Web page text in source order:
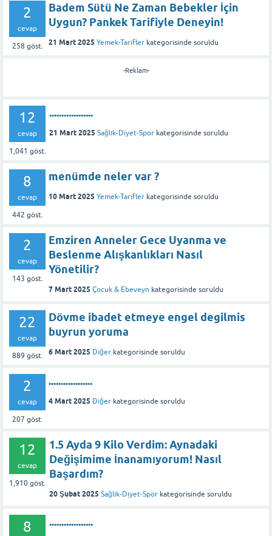
2
cevap
258 göst.
Badem Sütü Ne Zaman Bebekler İçin
Uygun? Pankek Tarifiyle Deneyin!
21 Mart 2025 Yemek-Tarifler kategorisinde soruldu
-Reklam-
12
cevap
1,041 göst.
..................
21 Mart 2025 Sağlık-Diyet-Spor kategorisinde soruldu
8
cevap
442 göst.
menümde neler var ?
10 Mart 2025 Yemek-Tarifler kategorisinde soruldu
2
cevap
143 göst.
Emziren Anneler Gece Uyanma ve
Beslenme Alışkanlıkları Nasıl
Yönetilir?
7 Mart 2025 Çocuk & Ebeveyn kategorisinde soruldu
22
cevap
889 göst.
Dövme ibadet etmeye engel degilmis
buyrun yoruma
6 Mart 2025 Diğer kategorisinde soruldu
2
cevap
207 göst.
..................
4 Mart 2025 Diğer kategorisinde soruldu
12
cevap
1,910 göst.
1.5 Ayda 9 Kilo Verdim: Aynadaki
Değişimime İnanamıyorum! Nasıl
Başardım?
20 Şubat 2025 Sağlık-Diyet-Spor kategorisinde soruldu
8 ..................